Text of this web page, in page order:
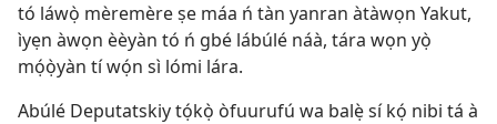
tó láwọ̀ mèremère ṣe máa ń tàn yanran àtàwọn Yakut,
ìyẹn àwọn èèyàn tó ń gbé lábúlé náà, tára wọn yọ̀
mọ́ọ̀yàn tí wọ́n sì lómi lára.
Abúlé Deputatskiy tọ́kọ̀ òfuurufú wa balẹ̀ sí kọ́ nibi tá à